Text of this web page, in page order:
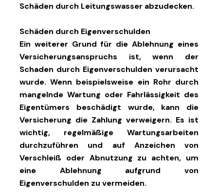
Schäden durch Leitungswasser abzudecken.
Schäden durch Eigenverschulden
Ein weiterer Grund für die Ablehnung eines
Versicherungsanspruchs ist, wenn der
Schaden durch Eigenverschulden verursacht
wurde. Wenn beispielsweise ein Rohr durch
mangelnde Wartung oder Fahrlässigkeit des
Eigentümers beschädigt wurde, kann die
Versicherung die Zahlung verweigern. Es ist
wichtig, regelmäßige Wartungsarbeiten
durchzuführen und auf Anzeichen von
Verschleiß oder Abnutzung zu achten, um
eine Ablehnung aufgrund von
Eigenverschulden zu vermeiden.